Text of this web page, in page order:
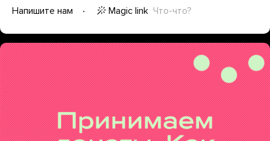
Напишите нам
Magic link Что-что?